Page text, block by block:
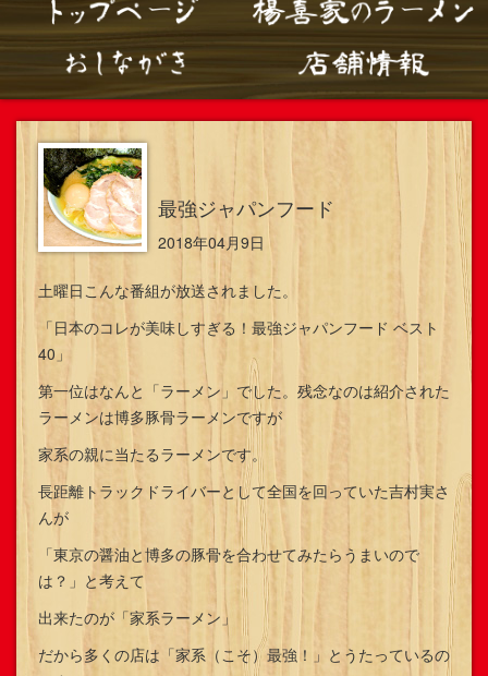
最強ジャパンフード
2018年04月9日
土曜日こんな番組が放送されました。
「日本のコレが美味しすぎる！最強ジャパンフード ベスト
40」
第一位はなんと「ラーメン」でした。残念なのは紹介された
ラーメンは博多豚骨ラーメンですが
家系の親に当たるラーメンです。
長距離トラックドライバーとして全国を回っていた吉村実さ
んが
「東京の醤油と博多の豚骨を合わせてみたらうまいので
は？」と考えて
出来たのが「家系ラーメン」
だから多くの店は「家系（こそ）最強！」とうたっているの